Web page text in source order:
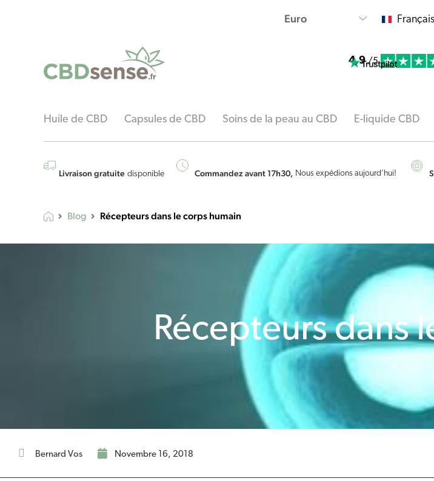
Français
4.9 /5
Huile de CBD Capsules de CBD Soins de la peau au CBD E-liquide CBD
Livraison gratuite disponible Commandez avant 17h30, Nous expédions aujourd’hui!
Blog Récepteurs dans le corps humain
Récepteurs dans
Bernard Vos novembre 16, 2018